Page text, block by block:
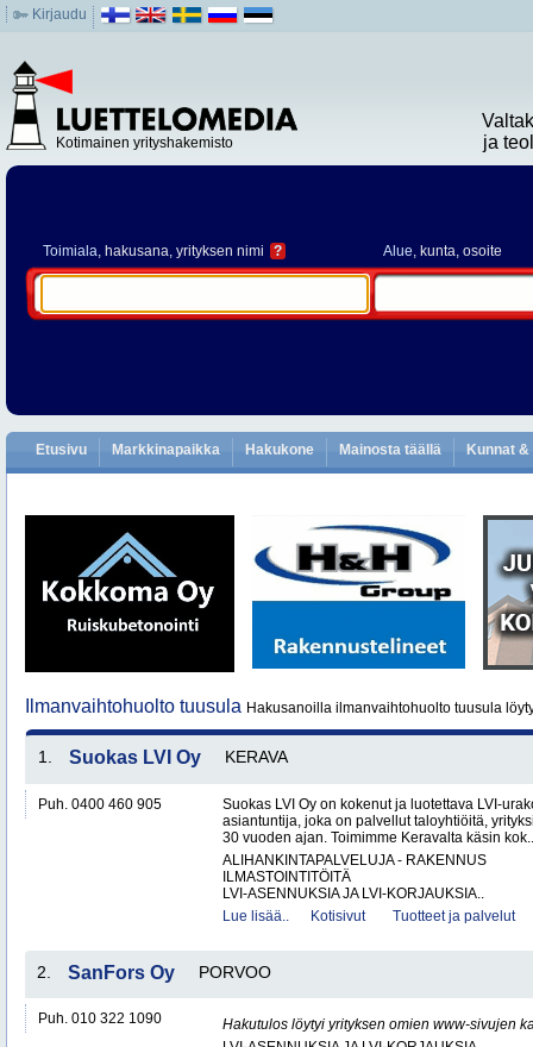
Kirjaudu
Kotimainen yrityshakemisto
ja
Toimiala, hakusana, yrityksen nimi ? Alue, kunta, osoite
Etusivu Markkinapaikka Hakukone Mainosta täällä Kunnat
Ilmanvaihtohuolto tuusula Hakusanoilla ilmanvaihtohuolto tuusula
1. Suokas LVI Oy KERAVA
Puh. 0400 460 905
Suokas LVI Oy on kokenut ja luotettava LVI-
asiantuntija, joka on palvellut taloyhtiöitä,
30 vuoden ajan. Toimimme Keravalta käsin kok..
ALIHANKINTAPALVELUJA - RAKENNUS
ILMASTOINTITÖITÄ
LVI-ASENNUKSIA JA LVI-KORJAUKSIA..
Lue lisää..
Kotisivut Tuotteet ja palvelut
2. SanFors Oy PORVOO
Puh. 010 322 1090
Hakutulos löytyi yrityksen omien www-sivujen